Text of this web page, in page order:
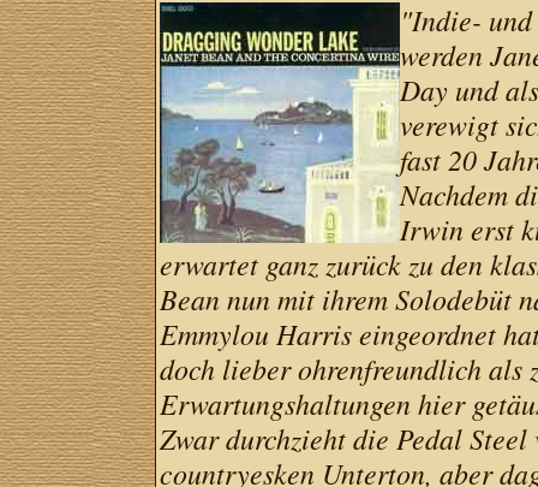
"Indie- und
werden
Day und
verewigt
fast 20
Nachdem
Irwin erst
erwartet ganz zurück zu den
Bean nun mit ihrem Solodebüt
Emmylou Harris eingeordnet
doch lieber ohrenfreundlich als
Erwartungshaltungen hier
Zwar durchzieht die Pedal
countryesken Unterton, aber